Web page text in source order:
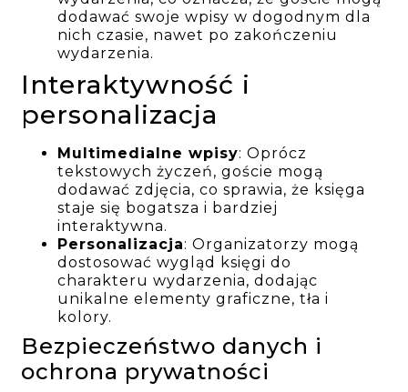
dodawać swoje wpisy w dogodnym dla
nich czasie, nawet po zakończeniu
wydarzenia.
Interaktywność i
personalizacja
Multimedialne wpisy: Oprócz
tekstowych życzeń, goście mogą
dodawać zdjęcia, co sprawia, że księga
staje się bogatsza i bardziej
interaktywna.
Personalizacja: Organizatorzy mogą
dostosować wygląd księgi do
charakteru wydarzenia, dodając
unikalne elementy graficzne, tła i
kolory.
Bezpieczeństwo danych i
ochrona prywatności